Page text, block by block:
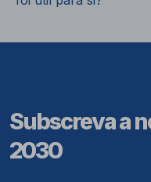
Subscreva a
2030